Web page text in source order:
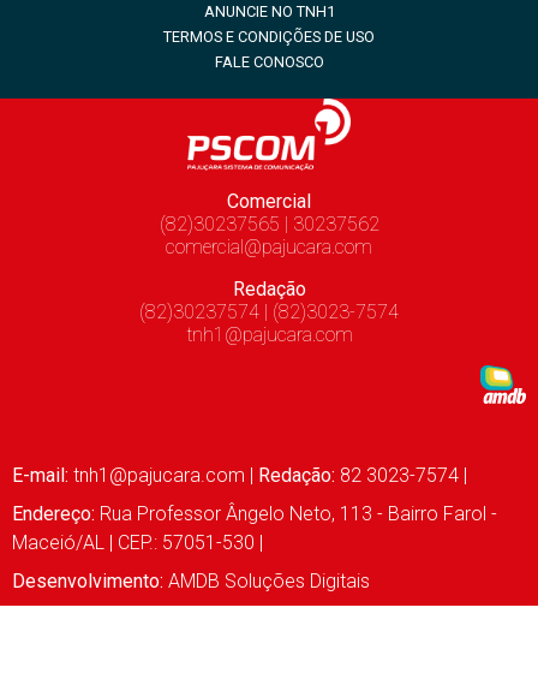
ANUNCIE NO TNH1
TERMOS E CONDIÇÕES DE USO
FALE CONOSCO
Comercial
(82)30237565 | 30237562
comercial@pajucara.com
Redação
(82)30237574 | (82)3023-7574
tnh1@pajucara.com
E-mail: tnh1@pajucara.com Redação: 82 3023-7574 |
Endereço: Rua Professor Ângelo Neto, 113 - Bairro Farol -
Maceió/AL | CEP.: 57051-530 |
Desenvolvimento: AMDB Soluções Digitais